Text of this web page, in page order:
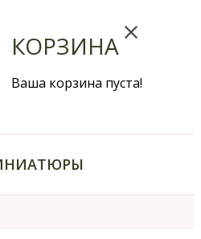
КОРЗИНА
Ваша корзина пуста!